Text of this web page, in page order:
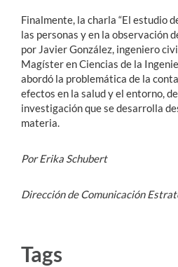
Finalmente, la charla “El estudio
las personas y en la observación
por Javier González, ingeniero
Magíster en Ciencias de la
abordó la problemática de la
efectos en la salud y el entorno,
investigación que se desarrolla
materia.
Por Erika Schubert
Dirección de Comunicación
Tags